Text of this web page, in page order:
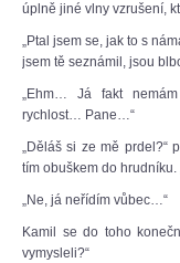
úplně jiné vlny vzrušení,
„Ptal jsem se, jak to s
jsem tě seznámil, jsou
„Ehm… Já fakt
rychlost… Pane…“
„Děláš si ze mě prdel?“
tím obuškem do hrudníku.
„Ne, já neřídím vůbec…“
Kamil se do toho
vymysleli?“